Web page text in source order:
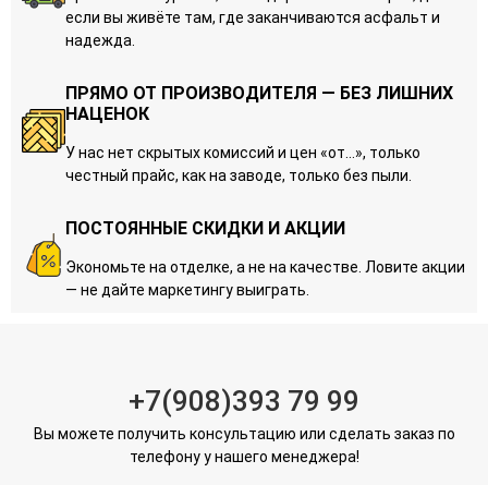
если вы живёте там, где заканчиваются асфальт и
надежда.
ПРЯМО ОТ ПРОИЗВОДИТЕЛЯ — БЕЗ ЛИШНИХ
НАЦЕНОК
У нас нет скрытых комиссий и цен «от…», только
честный прайс, как на заводе, только без пыли.
ПОСТОЯННЫЕ СКИДКИ И АКЦИИ
Экономьте на отделке, а не на качестве. Ловите акции
— не дайте маркетингу выиграть.
+7(908)393 79 99
Вы можете получить консультацию или сделать заказ по
телефону у нашего менеджера!